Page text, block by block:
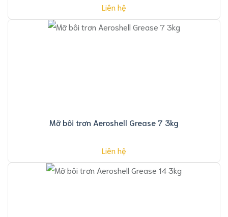
Liên hệ
Mỡ bôi trơn Aeroshell Grease 7 3kg
Liên hệ